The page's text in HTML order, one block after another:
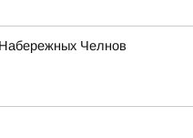
Челнов